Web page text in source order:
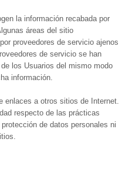
la información recabada por
áreas del sitio
proveedores de servicio ajenos
de servicio se han
los Usuarios del mismo modo
información.
enlaces a otros sitios de Internet.
respecto de las prácticas
de datos personales ni